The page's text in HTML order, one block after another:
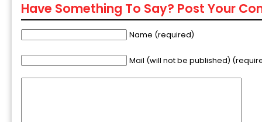
Have Something To Say? Post Your
Name (required)
Mail (will not be published)